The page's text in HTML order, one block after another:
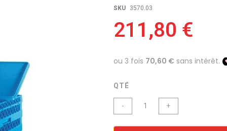
SKU 3570.03
211,80 €
QTÉ
-
+